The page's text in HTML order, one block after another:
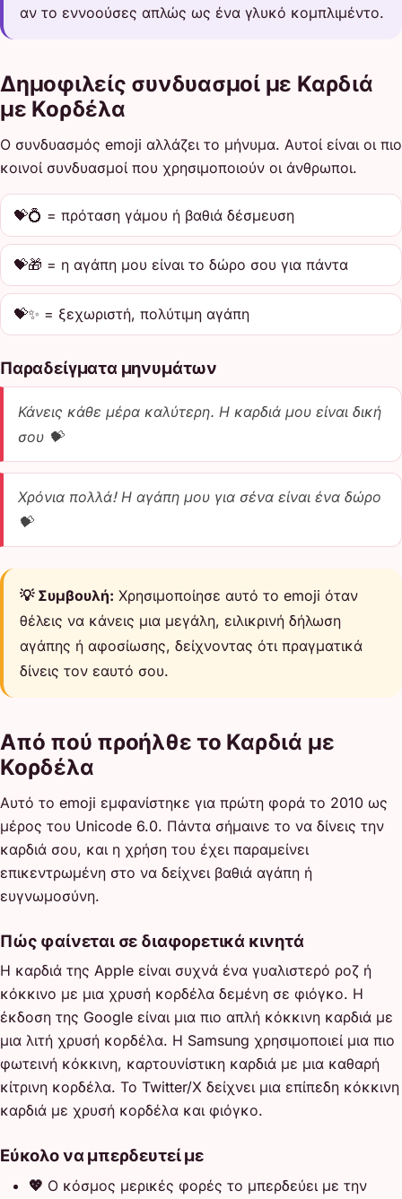
αν το εννοούσες απλώς ως ένα γλυκό κομπλιμέντο.
Δημοφιλείς συνδυασμοί με Καρδιά
με Κορδέλα
Ο συνδυασμός emoji αλλάζει το μήνυμα. Αυτοί είναι οι πιο
κοινοί συνδυασμοί που χρησιμοποιούν οι άνθρωποι.
💝💍 = πρόταση γάμου ή βαθιά δέσμευση
💝🎁 = η αγάπη μου είναι το δώρο σου για πάντα
💝✨ = ξεχωριστή, πολύτιμη αγάπη
Παραδείγματα μηνυμάτων
Κάνεις κάθε μέρα καλύτερη. Η καρδιά μου είναι δική
σου 💝
Χρόνια πολλά! Η αγάπη μου για σένα είναι ένα δώρο
💝
💡 Συμβουλή: Χρησιμοποίησε αυτό το emoji όταν
θέλεις να κάνεις μια μεγάλη, ειλικρινή δήλωση
αγάπης ή αφοσίωσης, δείχνοντας ότι πραγματικά
δίνεις τον εαυτό σου.
Από πού προήλθε το Καρδιά με
Κορδέλα
Αυτό το emoji εμφανίστηκε για πρώτη φορά το 2010 ως
μέρος του Unicode 6.0. Πάντα σήμαινε το να δίνεις την
καρδιά σου, και η χρήση του έχει παραμείνει
επικεντρωμένη στο να δείχνει βαθιά αγάπη ή
ευγνωμοσύνη.
Πώς φαίνεται σε διαφορετικά κινητά
Η καρδιά της Apple είναι συχνά ένα γυαλιστερό ροζ ή
κόκκινο με μια χρυσή κορδέλα δεμένη σε φιόγκο. Η
έκδοση της Google είναι μια πιο απλή κόκκινη καρδιά με
μια λιτή χρυσή κορδέλα. Η Samsung χρησιμοποιεί μια πιο
φωτεινή κόκκινη, καρτουνίστικη καρδιά με μια καθαρή
κίτρινη κορδέλα. Το Twitter/X δείχνει μια επίπεδη κόκκινη
καρδιά με χρυσή κορδέλα και φιόγκο.
Εύκολο να μπερδευτεί με
💖 Ο κόσμος μερικές φορές το μπερδεύει με την